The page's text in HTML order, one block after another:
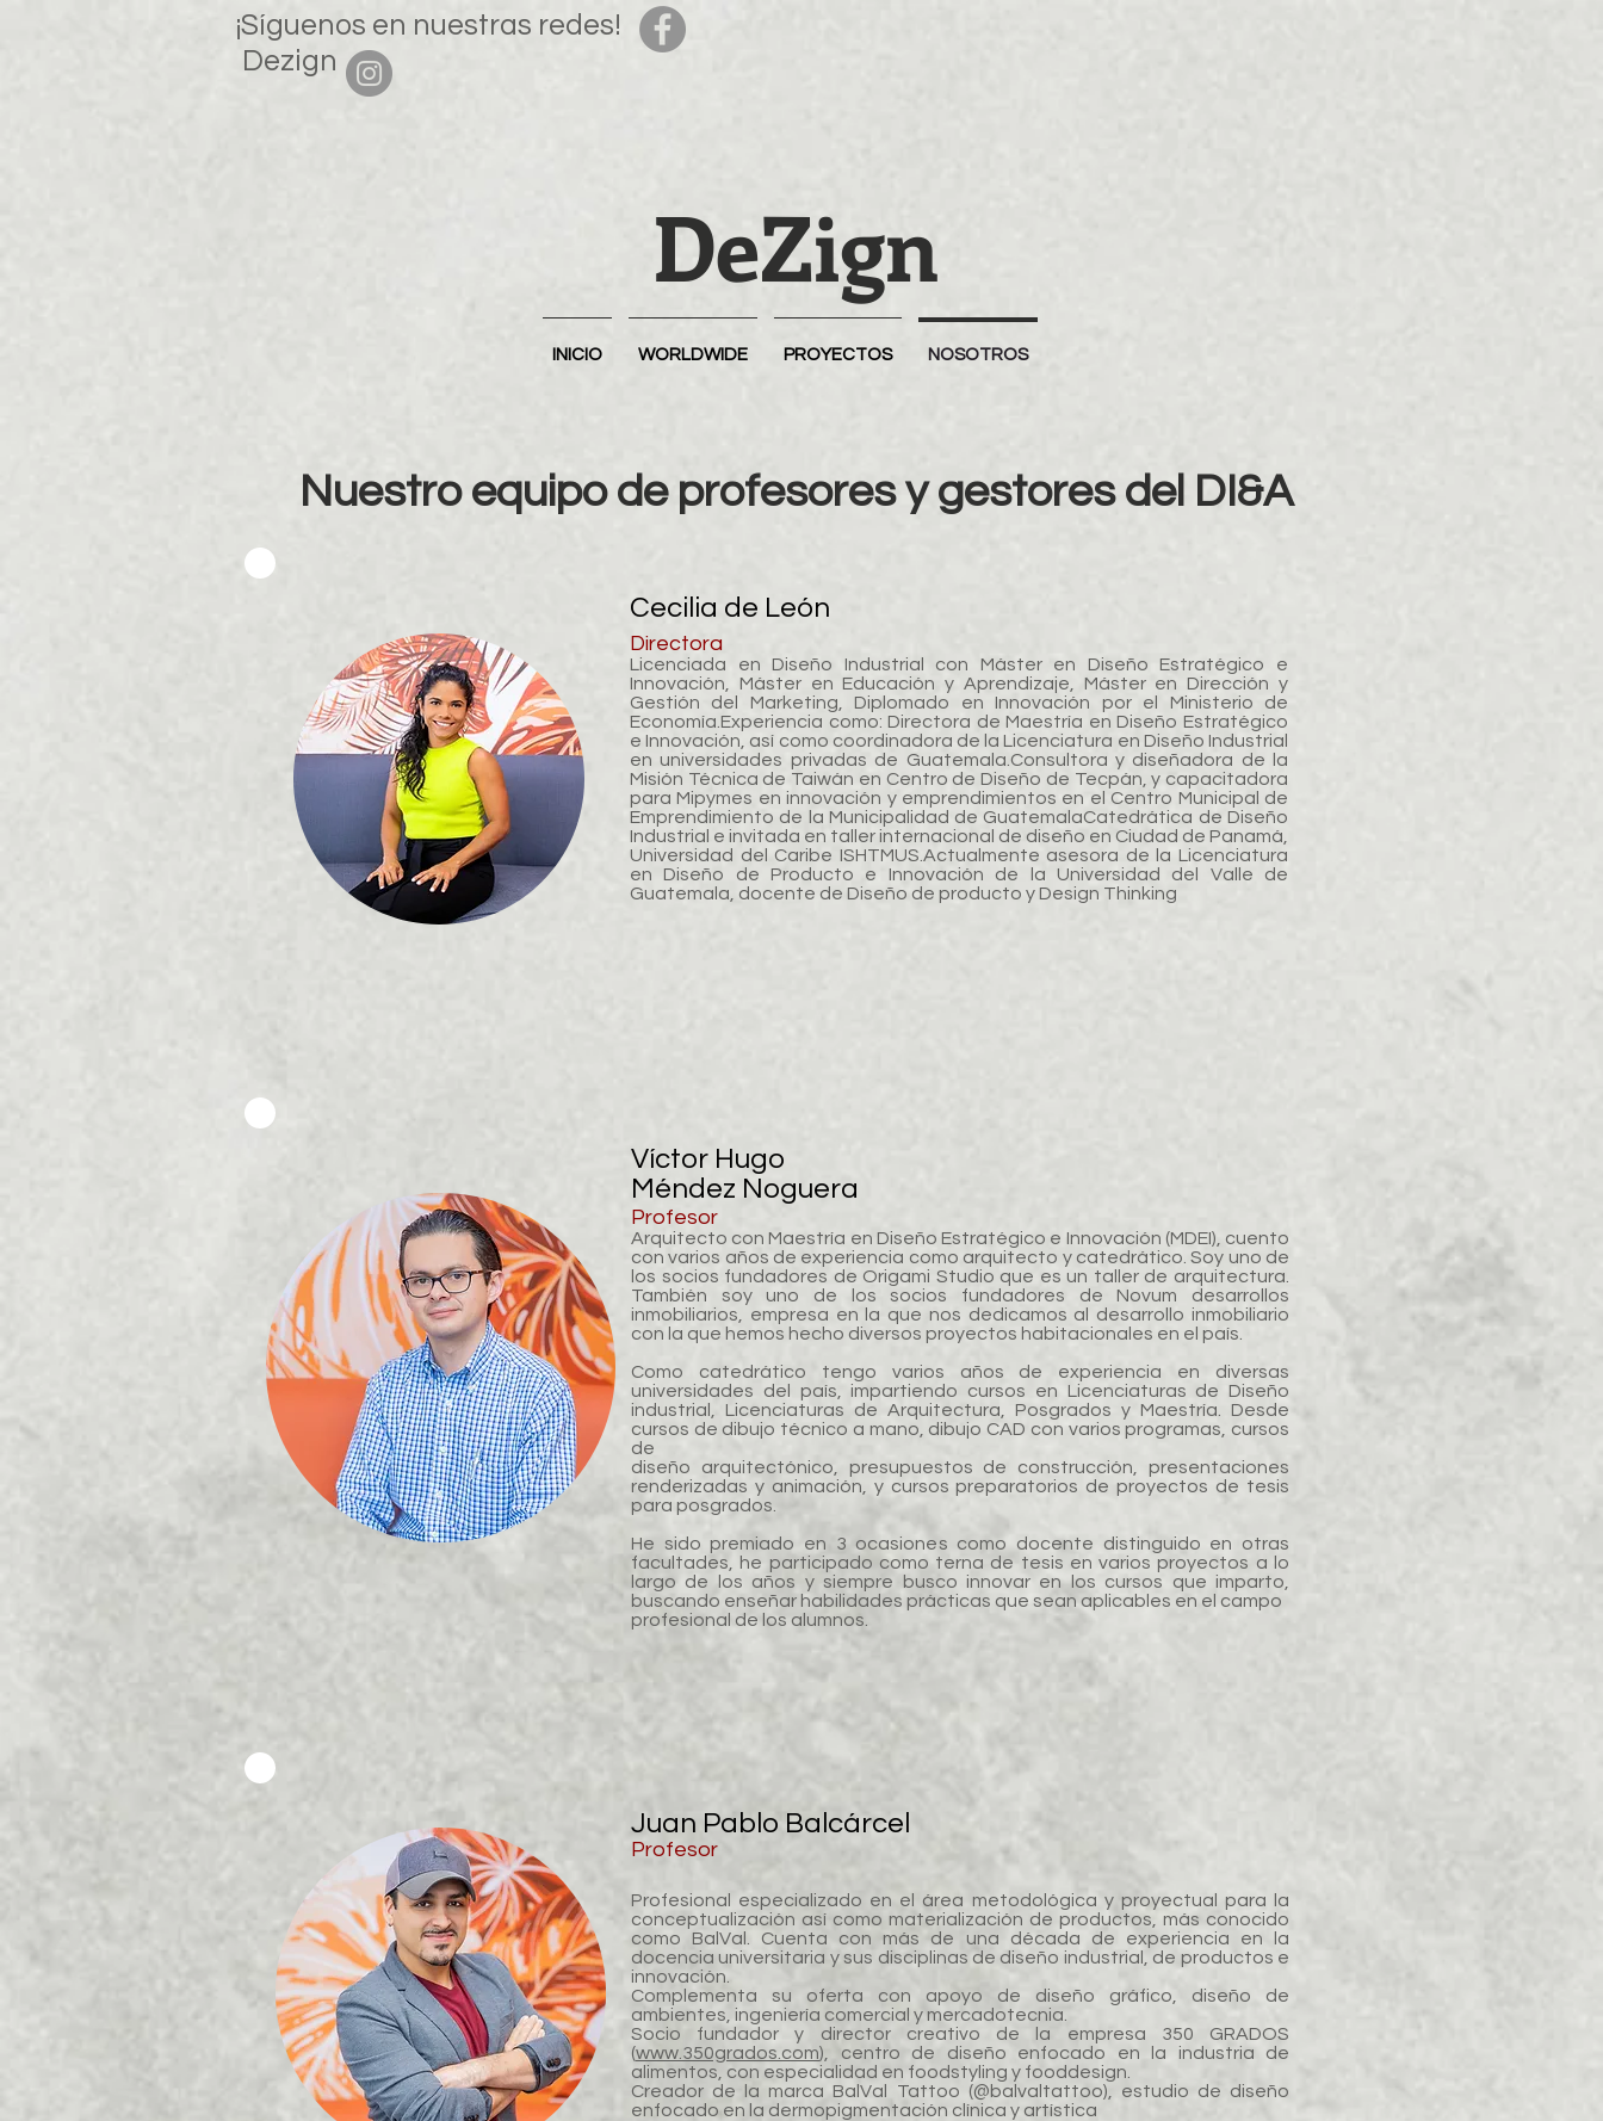
¡Síguenos en nuestras redes!
Dezign
DeZign
Nuestro equipo de profesores y gestores del DI&A
Cecilia de León
Directora
Licenciada en Diseño Industrial con Máster en Diseño Estratégico e
Innovación, Máster en Educación y Aprendizaje, Máster en Dirección y
Gestión del Marketing, Diplomado en Innovación por el Ministerio de
Economía. Experiencia como: Directora de Maestría en Diseño Estratégico
e Innovación, así como coordinadora de la Licenciatura en Diseño Industrial
en universidades privadas de Guatemala. Consultora y diseñadora de la
Misión Técnica de Taiwán en Centro de Diseño de Tecpán, y capacitadora
para Mipymes en innovación y emprendimientos en el Centro Municipal de
Emprendimiento de la Municipalidad de GuatemalaCatedrática de Diseño
Industrial e invitada en taller internacional de diseño en Ciudad de Panamá,
Universidad del Caribe ISHTMUS. Actualmente asesora de la Licenciatura
en Diseño de Producto e Innovación de la Universidad del Valle de
Guatemala, docente de Diseño de producto y Design Thinking
Víctor Hugo
Méndez Noguera
Profesor
Arquitecto con Maestría en Diseño Estratégico e Innovación (MDEI), cuento
con varios años de experiencia como arquitecto y catedrático. Soy uno de
los socios fundadores de Origami Studio que es un taller de arquitectura.
También soy uno de los socios fundadores de Novum desarrollos
inmobiliarios, empresa en la que nos dedicamos al desarrollo inmobiliario
con la que hemos hecho diversos proyectos habitacionales en el país.
Como catedrático tengo varios años de experiencia en diversas
universidades del país, impartiendo cursos en Licenciaturas de Diseño
industrial, Licenciaturas de Arquitectura, Posgrados y Maestría. Desde
cursos de dibujo técnico a mano, dibujo CAD con varios programas, cursos
de
diseño arquitectónico, presupuestos de construcción, presentaciones
renderizadas y animación, y cursos preparatorios de proyectos de tesis
para posgrados.
He sido premiado en 3 ocasiones como docente distinguido en otras
facultades, he participado como terna de tesis en varios proyectos a lo
largo de los años y siempre busco innovar en los cursos que imparto,
buscando enseñar habilidades prácticas que sean aplicables en el campo
profesional de los alumnos.
Juan Pablo Balcárcel
Profesor
Profesional especializado en el área metodológica y proyectual para la
conceptualización así como materialización de productos, más conocido
como BalVal. Cuenta con más de una década de experiencia en la
docencia universitaria y sus disciplinas de diseño industrial, de productos e
innovación.
Complementa su oferta con apoyo de diseño gráfico, diseño de
ambientes, ingeniería comercial y mercadotecnia.
Socio fundador y director creativo de la empresa 350 GRADOS
(www.350grados.com), centro de diseño enfocado en la industria de
alimentos, con especialidad en foodstyling y fooddesign.
Creador de la marca BalVal Tattoo (@balvaltattoo), estudio de diseño
enfocado en la dermopigmentación clínica y artística
INICIO WORLDWIDE PROYECTOS NOSOTROS